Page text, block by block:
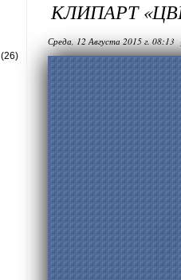
(26)
КЛИПАРТ
Среда, 12 Августа 2015 г. 08:13